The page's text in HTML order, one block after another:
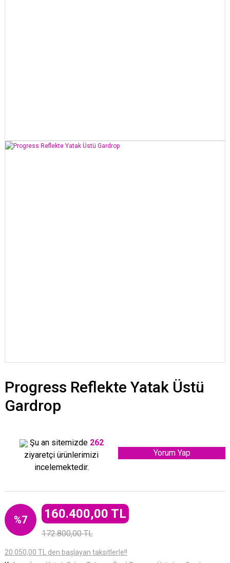
Progress Reflekte Yatak Üstü
Gardrop
Şu an sitemizde 262
ziyaretçi ürünlerimizi
incelemektedir.
Yorum Yap
%7 160.400,00 TL
172.800,00 TL
20.050,00 TL den başlayan taksitlerle!!